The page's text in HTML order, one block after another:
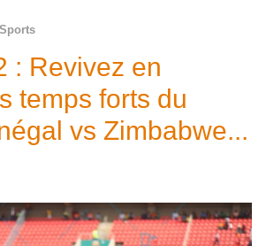
: Revivez en
temps forts du
vs Zimbabwe...